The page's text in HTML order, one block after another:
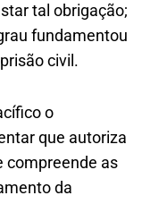
tal obrigação;
fundamentou
civil.
o
que autoriza
compreende as
da